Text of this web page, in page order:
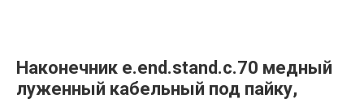
Наконечник e.end.stand.c.70 медный
луженный кабельный под пайку,